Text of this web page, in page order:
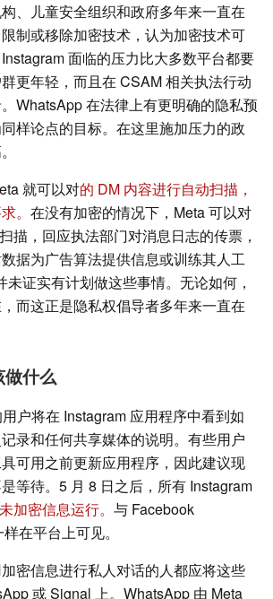
、儿童安全组织和政府多年来一直在
制或移除加密技术，认为加密技术可
面临的压力比大多数平台都要
更年轻，而且在 CSAM 相关执法行动
WhatsApp 在法律上有更明确的隐私预
样论点的目标。在这里施加压力的政
就可以对的 DM 内容进行自动扫描，
。 在没有加密的情况下，Meta 可以对
描，回应执法部门对消息日志的传票，
据为广告算法提供信息或训练其人工
未证实有计划做这些事情。无论如何，
而这正是隐私权倡导者多年来一直在
什么
户将在 Instagram 应用程序中看到如
录和任何共享媒体的说明。有些用户
可用之前更新应用程序，因此建议现
等待。5 月 8 日之后，所有 Instagram
未加密信息运行。 与 Facebook
在平台上可见。
密信息进行私人对话的人都应将这些
或 Signal 上。WhatsApp 由 Meta